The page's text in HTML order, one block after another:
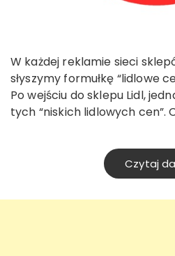
W każdej reklamie sieci sklepów Lidl w Polsce,
słyszymy formułkę “lidlowe
Po wejściu do sklepu Lidl,
tych “niskich lidlowych cen”.
Czytaj